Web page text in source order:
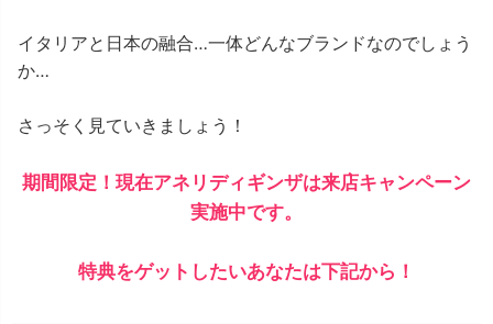
イタリアと日本の融合…一体どんなブランドなのでしょう
か…
さっそく見ていきましょう！
期間限定！現在アネリディギンザは来店キャンペーン
実施中です。
特典をゲットしたいあなたは下記から！